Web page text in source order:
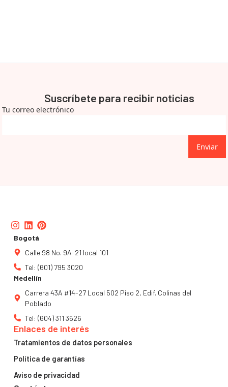
Suscríbete para recibir noticias
Tu correo electrónico
Enviar
Instagram
Linkedin
Pinterest
Bogotá
Calle 98 No. 9A-21 local 101
Tel: (601) 795 3020
Medellín
Carrera 43A #14-27 Local 502 Piso 2, Edif. Colinas del
Poblado
Tel: (604) 311 3626
Enlaces de interés
Tratamientos de datos personales
Política de garantías
Aviso de privacidad